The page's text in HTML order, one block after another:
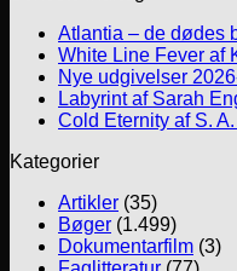
Atlantia – de dødes
White Line Fever af
Nye udgivelser
Labyrint af Sarah
Cold Eternity af S.
Kategorier
Artikler (35)
Bøger (1.499)
Dokumentarfilm (3)